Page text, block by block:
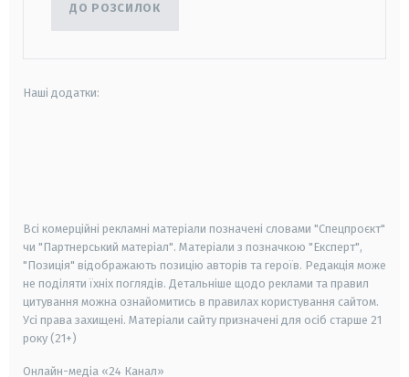
ДО РОЗСИЛОК
Наші додатки:
Всі комерційні рекламні матеріали позначені словами "Спецпроєкт"
чи "Партнерський матеріал". Матеріали з позначкою "Експерт",
"Позиція" відображають позицію авторів та героїв. Редакція може
не поділяти їхніх поглядів. Детальніше щодо реклами та правил
цитування можна ознайомитись в правилах користування сайтом.
Усі права захищені. Матеріали сайту призначені для осіб старше 21
року (21+)
Онлайн-медіа «24 Канал»